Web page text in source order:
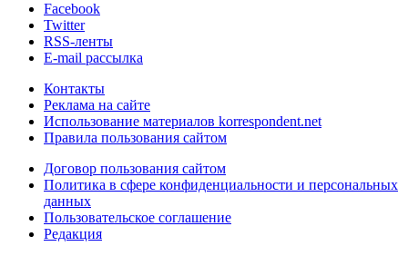
Facebook
Twitter
RSS-ленты
E-mail рассылка
Контакты
Реклама на сайте
Использование материалов korrespondent.net
Правила пользования сайтом
Договор пользования сайтом
Политика в сфере конфиденциальности и персональных
данных
Пользовательское соглашение
Редакция